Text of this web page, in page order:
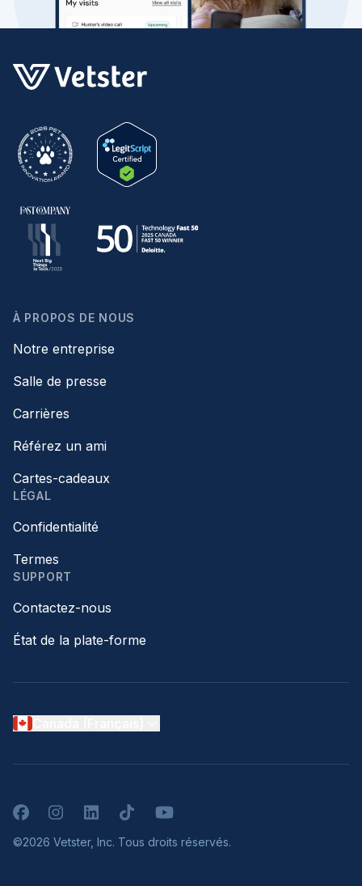
À PROPOS DE NOUS
Notre entreprise
Salle de presse
Carrières
Référez un ami
Cartes-cadeaux
LÉGAL
Confidentialité
Termes
SUPPORT
Contactez-nous
État de la plate-forme
FacebookInstagramLinkedInTikTokYouTube
©2026 Vetster, Inc. Tous droits réservés.